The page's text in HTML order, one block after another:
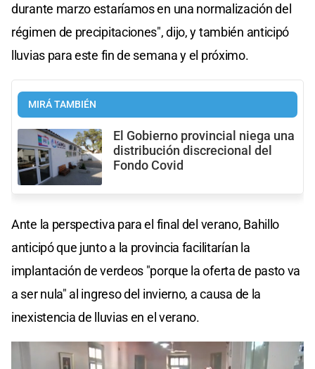
durante marzo estaríamos en una normalización del
régimen de precipitaciones", dijo, y también anticipó
lluvias para este fin de semana y el próximo.
MIRÁ TAMBIÉN
El Gobierno provincial niega una
distribución discrecional del
Fondo Covid
Ante la perspectiva para el final del verano, Bahillo
anticipó que junto a la provincia facilitarían la
implantación de verdeos "porque la oferta de pasto va
a ser nula" al ingreso del invierno, a causa de la
inexistencia de lluvias en el verano.